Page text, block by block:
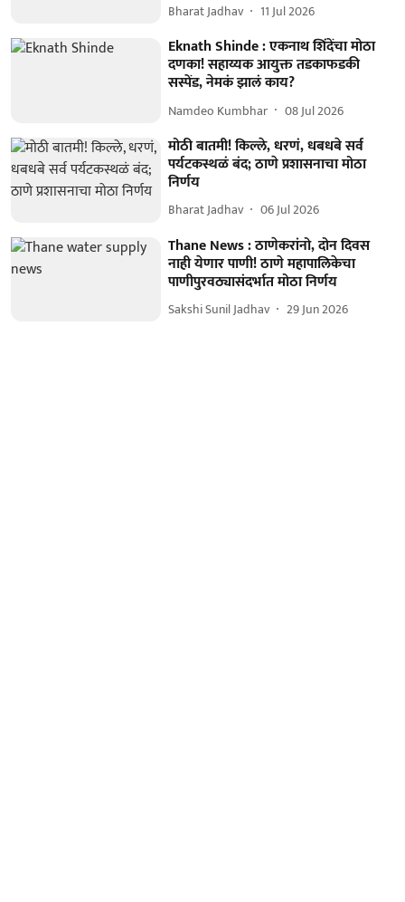
Bharat Jadhav 11 Jul 2026
Eknath Shinde : एकनाथ शिंदेंचा मोठा
दणका! सहाय्यक आयुक्त तडकाफडकी
सस्पेंड, नेमकं झालं काय?
Namdeo Kumbhar 08 Jul 2026
मोठी बातमी! किल्ले, धरणं, धबधबे सर्व
पर्यटकस्थळं बंद; ठाणे प्रशासनाचा मोठा
निर्णय
Bharat Jadhav 06 Jul 2026
Thane News : ठाणेकरांनो, दोन दिवस
नाही येणार पाणी! ठाणे महापालिकेचा
पाणीपुरवठ्यासंदर्भात मोठा निर्णय
Sakshi Sunil Jadhav 29 Jun 2026